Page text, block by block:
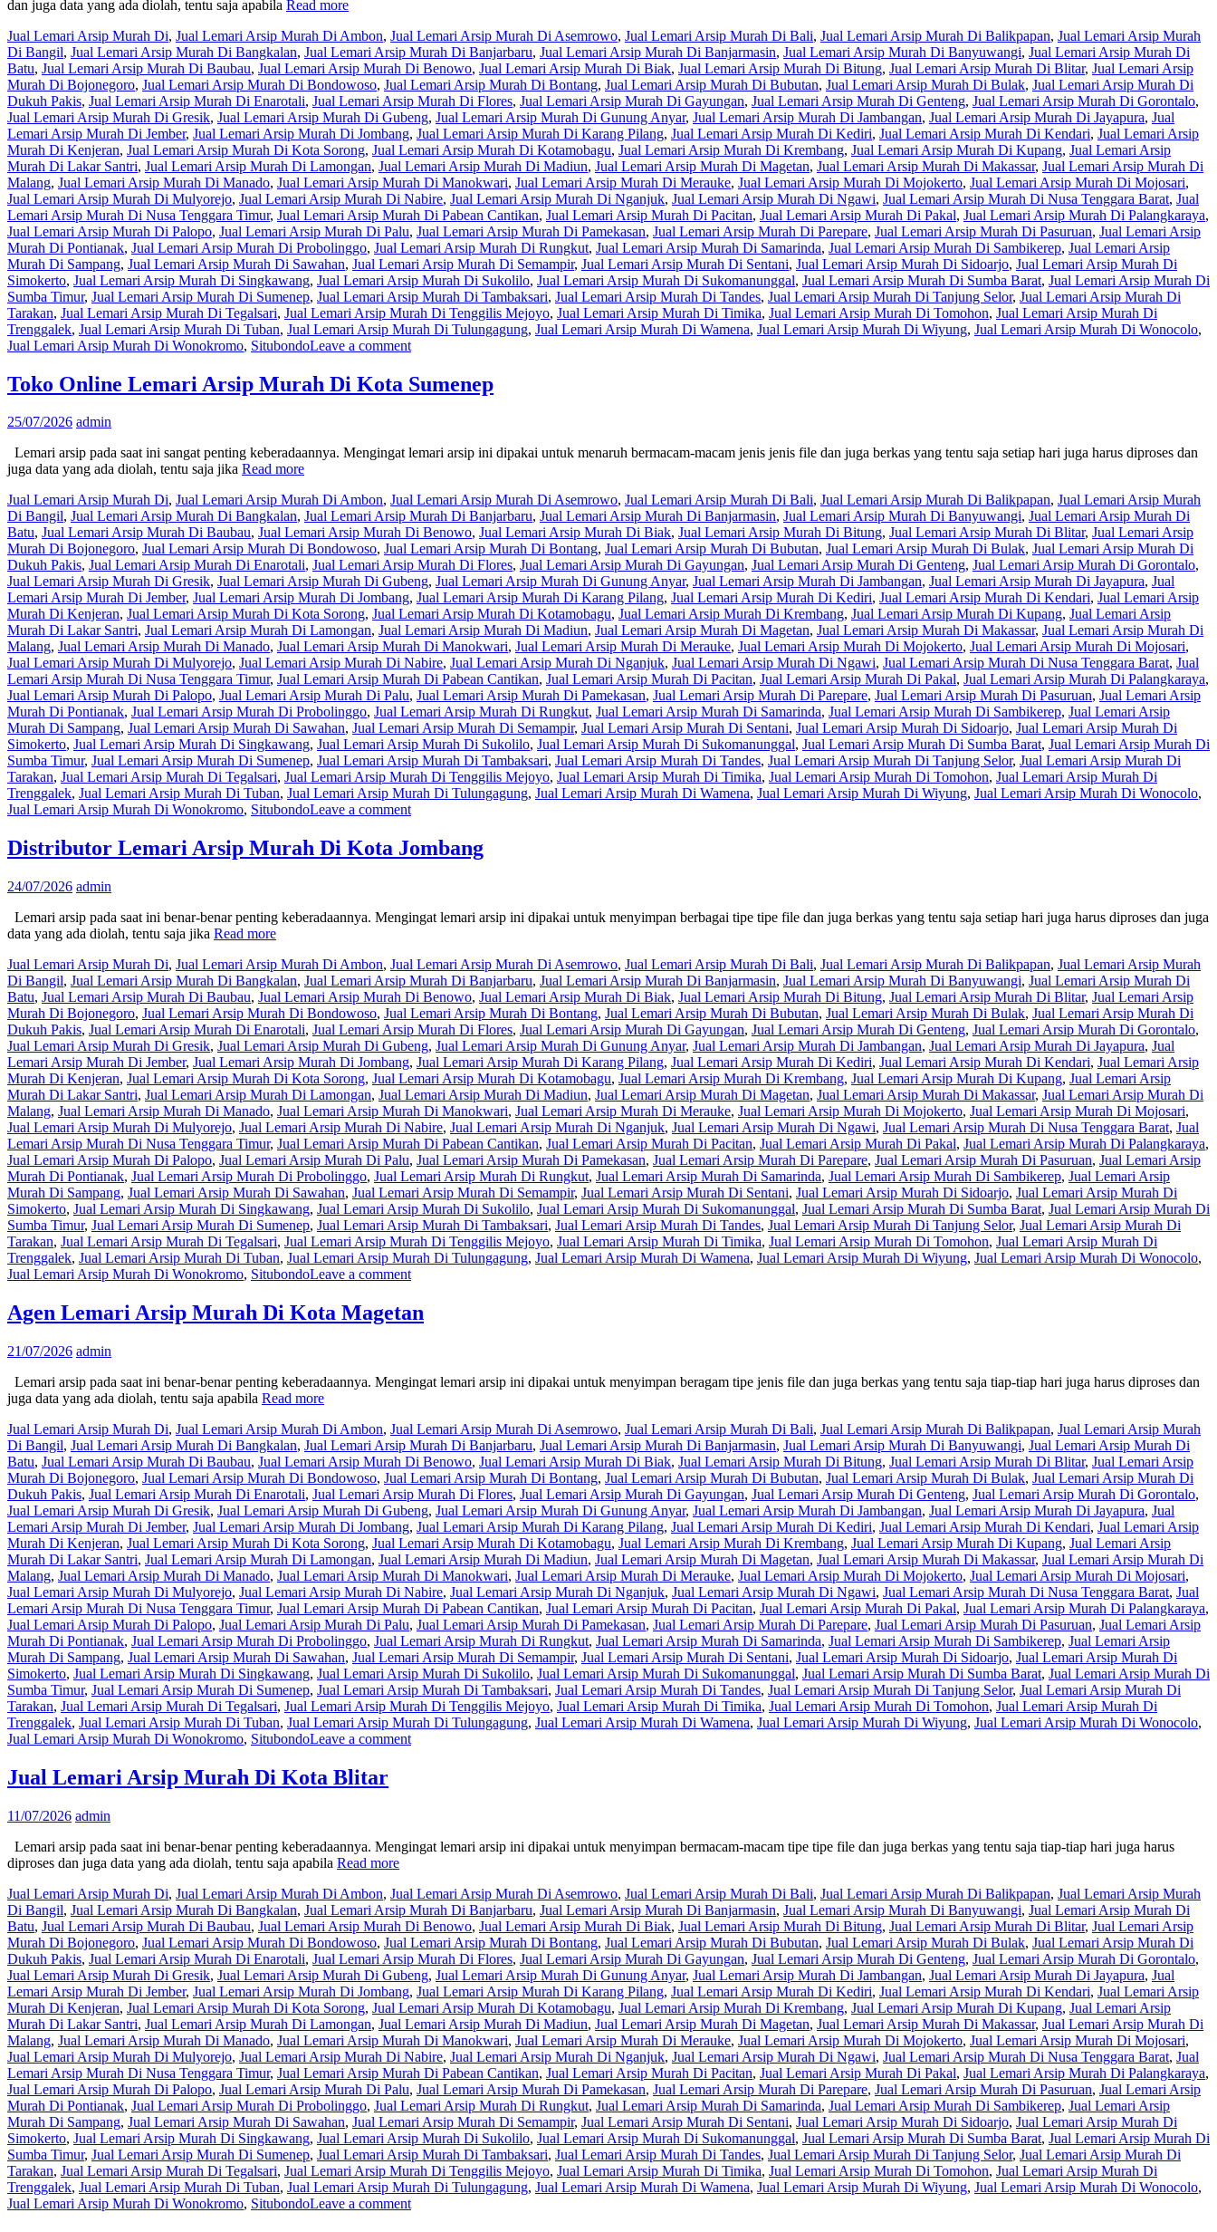
dan juga data yang ada diolah, tentu saja apabila Read more
Jual Lemari Arsip Murah Di, Jual Lemari Arsip Murah Di Ambon, Jual Lemari Arsip Murah Di Asemrowo, Jual Lemari Arsip Murah Di Bali, Jual Lemari Arsip Murah Di Balikpapan, Jual Lemari Arsip Murah
Di Bangil, Jual Lemari Arsip Murah Di Bangkalan, Jual Lemari Arsip Murah Di Banjarbaru, Jual Lemari Arsip Murah Di Banjarmasin, Jual Lemari Arsip Murah Di Banyuwangi, Jual Lemari Arsip Murah Di
Batu, Jual Lemari Arsip Murah Di Baubau, Jual Lemari Arsip Murah Di Benowo, Jual Lemari Arsip Murah Di Biak, Jual Lemari Arsip Murah Di Bitung, Jual Lemari Arsip Murah Di Blitar, Jual Lemari Arsip
Murah Di Bojonegoro, Jual Lemari Arsip Murah Di Bondowoso, Jual Lemari Arsip Murah Di Bontang, Jual Lemari Arsip Murah Di Bubutan, Jual Lemari Arsip Murah Di Bulak, Jual Lemari Arsip Murah Di
Dukuh Pakis, Jual Lemari Arsip Murah Di Enarotali, Jual Lemari Arsip Murah Di Flores, Jual Lemari Arsip Murah Di Gayungan, Jual Lemari Arsip Murah Di Genteng, Jual Lemari Arsip Murah Di Gorontalo,
Jual Lemari Arsip Murah Di Gresik, Jual Lemari Arsip Murah Di Gubeng, Jual Lemari Arsip Murah Di Gunung Anyar, Jual Lemari Arsip Murah Di Jambangan, Jual Lemari Arsip Murah Di Jayapura, Jual
Lemari Arsip Murah Di Jember, Jual Lemari Arsip Murah Di Jombang, Jual Lemari Arsip Murah Di Karang Pilang, Jual Lemari Arsip Murah Di Kediri, Jual Lemari Arsip Murah Di Kendari, Jual Lemari Arsip
Murah Di Kenjeran, Jual Lemari Arsip Murah Di Kota Sorong, Jual Lemari Arsip Murah Di Kotamobagu, Jual Lemari Arsip Murah Di Krembang, Jual Lemari Arsip Murah Di Kupang, Jual Lemari Arsip
Murah Di Lakar Santri, Jual Lemari Arsip Murah Di Lamongan, Jual Lemari Arsip Murah Di Madiun, Jual Lemari Arsip Murah Di Magetan, Jual Lemari Arsip Murah Di Makassar, Jual Lemari Arsip Murah Di
Malang, Jual Lemari Arsip Murah Di Manado, Jual Lemari Arsip Murah Di Manokwari, Jual Lemari Arsip Murah Di Merauke, Jual Lemari Arsip Murah Di Mojokerto, Jual Lemari Arsip Murah Di Mojosari,
Jual Lemari Arsip Murah Di Mulyorejo, Jual Lemari Arsip Murah Di Nabire, Jual Lemari Arsip Murah Di Nganjuk, Jual Lemari Arsip Murah Di Ngawi, Jual Lemari Arsip Murah Di Nusa Tenggara Barat, Jual
Lemari Arsip Murah Di Nusa Tenggara Timur, Jual Lemari Arsip Murah Di Pabean Cantikan, Jual Lemari Arsip Murah Di Pacitan, Jual Lemari Arsip Murah Di Pakal, Jual Lemari Arsip Murah Di Palangkaraya,
Jual Lemari Arsip Murah Di Palopo, Jual Lemari Arsip Murah Di Palu, Jual Lemari Arsip Murah Di Pamekasan, Jual Lemari Arsip Murah Di Parepare, Jual Lemari Arsip Murah Di Pasuruan, Jual Lemari Arsip
Murah Di Pontianak, Jual Lemari Arsip Murah Di Probolinggo, Jual Lemari Arsip Murah Di Rungkut, Jual Lemari Arsip Murah Di Samarinda, Jual Lemari Arsip Murah Di Sambikerep, Jual Lemari Arsip
Murah Di Sampang, Jual Lemari Arsip Murah Di Sawahan, Jual Lemari Arsip Murah Di Semampir, Jual Lemari Arsip Murah Di Sentani, Jual Lemari Arsip Murah Di Sidoarjo, Jual Lemari Arsip Murah Di
Simokerto, Jual Lemari Arsip Murah Di Singkawang, Jual Lemari Arsip Murah Di Sukolilo, Jual Lemari Arsip Murah Di Sukomanunggal, Jual Lemari Arsip Murah Di Sumba Barat, Jual Lemari Arsip Murah Di
Sumba Timur, Jual Lemari Arsip Murah Di Sumenep, Jual Lemari Arsip Murah Di Tambaksari, Jual Lemari Arsip Murah Di Tandes, Jual Lemari Arsip Murah Di Tanjung Selor, Jual Lemari Arsip Murah Di
Tarakan, Jual Lemari Arsip Murah Di Tegalsari, Jual Lemari Arsip Murah Di Tenggilis Mejoyo, Jual Lemari Arsip Murah Di Timika, Jual Lemari Arsip Murah Di Tomohon, Jual Lemari Arsip Murah Di
Trenggalek, Jual Lemari Arsip Murah Di Tuban, Jual Lemari Arsip Murah Di Tulungagung, Jual Lemari Arsip Murah Di Wamena, Jual Lemari Arsip Murah Di Wiyung, Jual Lemari Arsip Murah Di Wonocolo,
Jual Lemari Arsip Murah Di Wonokromo, SitubondoLeave a comment
Toko Online Lemari Arsip Murah Di Kota Sumenep
25/07/2026 admin
Lemari arsip pada saat ini sangat penting keberadaannya. Mengingat lemari arsip ini dipakai untuk menaruh bermacam-macam jenis jenis file dan juga berkas yang tentu saja setiap hari juga harus diproses dan
juga data yang ada diolah, tentu saja jika Read more
Jual Lemari Arsip Murah Di, Jual Lemari Arsip Murah Di Ambon, Jual Lemari Arsip Murah Di Asemrowo, Jual Lemari Arsip Murah Di Bali, Jual Lemari Arsip Murah Di Balikpapan, Jual Lemari Arsip Murah
Di Bangil, Jual Lemari Arsip Murah Di Bangkalan, Jual Lemari Arsip Murah Di Banjarbaru, Jual Lemari Arsip Murah Di Banjarmasin, Jual Lemari Arsip Murah Di Banyuwangi, Jual Lemari Arsip Murah Di
Batu, Jual Lemari Arsip Murah Di Baubau, Jual Lemari Arsip Murah Di Benowo, Jual Lemari Arsip Murah Di Biak, Jual Lemari Arsip Murah Di Bitung, Jual Lemari Arsip Murah Di Blitar, Jual Lemari Arsip
Murah Di Bojonegoro, Jual Lemari Arsip Murah Di Bondowoso, Jual Lemari Arsip Murah Di Bontang, Jual Lemari Arsip Murah Di Bubutan, Jual Lemari Arsip Murah Di Bulak, Jual Lemari Arsip Murah Di
Dukuh Pakis, Jual Lemari Arsip Murah Di Enarotali, Jual Lemari Arsip Murah Di Flores, Jual Lemari Arsip Murah Di Gayungan, Jual Lemari Arsip Murah Di Genteng, Jual Lemari Arsip Murah Di Gorontalo,
Jual Lemari Arsip Murah Di Gresik, Jual Lemari Arsip Murah Di Gubeng, Jual Lemari Arsip Murah Di Gunung Anyar, Jual Lemari Arsip Murah Di Jambangan, Jual Lemari Arsip Murah Di Jayapura, Jual
Lemari Arsip Murah Di Jember, Jual Lemari Arsip Murah Di Jombang, Jual Lemari Arsip Murah Di Karang Pilang, Jual Lemari Arsip Murah Di Kediri, Jual Lemari Arsip Murah Di Kendari, Jual Lemari Arsip
Murah Di Kenjeran, Jual Lemari Arsip Murah Di Kota Sorong, Jual Lemari Arsip Murah Di Kotamobagu, Jual Lemari Arsip Murah Di Krembang, Jual Lemari Arsip Murah Di Kupang, Jual Lemari Arsip
Murah Di Lakar Santri, Jual Lemari Arsip Murah Di Lamongan, Jual Lemari Arsip Murah Di Madiun, Jual Lemari Arsip Murah Di Magetan, Jual Lemari Arsip Murah Di Makassar, Jual Lemari Arsip Murah Di
Malang, Jual Lemari Arsip Murah Di Manado, Jual Lemari Arsip Murah Di Manokwari, Jual Lemari Arsip Murah Di Merauke, Jual Lemari Arsip Murah Di Mojokerto, Jual Lemari Arsip Murah Di Mojosari,
Jual Lemari Arsip Murah Di Mulyorejo, Jual Lemari Arsip Murah Di Nabire, Jual Lemari Arsip Murah Di Nganjuk, Jual Lemari Arsip Murah Di Ngawi, Jual Lemari Arsip Murah Di Nusa Tenggara Barat, Jual
Lemari Arsip Murah Di Nusa Tenggara Timur, Jual Lemari Arsip Murah Di Pabean Cantikan, Jual Lemari Arsip Murah Di Pacitan, Jual Lemari Arsip Murah Di Pakal, Jual Lemari Arsip Murah Di Palangkaraya,
Jual Lemari Arsip Murah Di Palopo, Jual Lemari Arsip Murah Di Palu, Jual Lemari Arsip Murah Di Pamekasan, Jual Lemari Arsip Murah Di Parepare, Jual Lemari Arsip Murah Di Pasuruan, Jual Lemari Arsip
Murah Di Pontianak, Jual Lemari Arsip Murah Di Probolinggo, Jual Lemari Arsip Murah Di Rungkut, Jual Lemari Arsip Murah Di Samarinda, Jual Lemari Arsip Murah Di Sambikerep, Jual Lemari Arsip
Murah Di Sampang, Jual Lemari Arsip Murah Di Sawahan, Jual Lemari Arsip Murah Di Semampir, Jual Lemari Arsip Murah Di Sentani, Jual Lemari Arsip Murah Di Sidoarjo, Jual Lemari Arsip Murah Di
Simokerto, Jual Lemari Arsip Murah Di Singkawang, Jual Lemari Arsip Murah Di Sukolilo, Jual Lemari Arsip Murah Di Sukomanunggal, Jual Lemari Arsip Murah Di Sumba Barat, Jual Lemari Arsip Murah Di
Sumba Timur, Jual Lemari Arsip Murah Di Sumenep, Jual Lemari Arsip Murah Di Tambaksari, Jual Lemari Arsip Murah Di Tandes, Jual Lemari Arsip Murah Di Tanjung Selor, Jual Lemari Arsip Murah Di
Tarakan, Jual Lemari Arsip Murah Di Tegalsari, Jual Lemari Arsip Murah Di Tenggilis Mejoyo, Jual Lemari Arsip Murah Di Timika, Jual Lemari Arsip Murah Di Tomohon, Jual Lemari Arsip Murah Di
Trenggalek, Jual Lemari Arsip Murah Di Tuban, Jual Lemari Arsip Murah Di Tulungagung, Jual Lemari Arsip Murah Di Wamena, Jual Lemari Arsip Murah Di Wiyung, Jual Lemari Arsip Murah Di Wonocolo,
Jual Lemari Arsip Murah Di Wonokromo, SitubondoLeave a comment
Distributor Lemari Arsip Murah Di Kota Jombang
24/07/2026 admin
Lemari arsip pada saat ini benar-benar penting keberadaannya. Mengingat lemari arsip ini dipakai untuk menyimpan berbagai tipe tipe file dan juga berkas yang tentu saja setiap hari juga harus diproses dan juga
data yang ada diolah, tentu saja jika Read more
Jual Lemari Arsip Murah Di, Jual Lemari Arsip Murah Di Ambon, Jual Lemari Arsip Murah Di Asemrowo, Jual Lemari Arsip Murah Di Bali, Jual Lemari Arsip Murah Di Balikpapan, Jual Lemari Arsip Murah
Di Bangil, Jual Lemari Arsip Murah Di Bangkalan, Jual Lemari Arsip Murah Di Banjarbaru, Jual Lemari Arsip Murah Di Banjarmasin, Jual Lemari Arsip Murah Di Banyuwangi, Jual Lemari Arsip Murah Di
Batu, Jual Lemari Arsip Murah Di Baubau, Jual Lemari Arsip Murah Di Benowo, Jual Lemari Arsip Murah Di Biak, Jual Lemari Arsip Murah Di Bitung, Jual Lemari Arsip Murah Di Blitar, Jual Lemari Arsip
Murah Di Bojonegoro, Jual Lemari Arsip Murah Di Bondowoso, Jual Lemari Arsip Murah Di Bontang, Jual Lemari Arsip Murah Di Bubutan, Jual Lemari Arsip Murah Di Bulak, Jual Lemari Arsip Murah Di
Dukuh Pakis, Jual Lemari Arsip Murah Di Enarotali, Jual Lemari Arsip Murah Di Flores, Jual Lemari Arsip Murah Di Gayungan, Jual Lemari Arsip Murah Di Genteng, Jual Lemari Arsip Murah Di Gorontalo,
Jual Lemari Arsip Murah Di Gresik, Jual Lemari Arsip Murah Di Gubeng, Jual Lemari Arsip Murah Di Gunung Anyar, Jual Lemari Arsip Murah Di Jambangan, Jual Lemari Arsip Murah Di Jayapura, Jual
Lemari Arsip Murah Di Jember, Jual Lemari Arsip Murah Di Jombang, Jual Lemari Arsip Murah Di Karang Pilang, Jual Lemari Arsip Murah Di Kediri, Jual Lemari Arsip Murah Di Kendari, Jual Lemari Arsip
Murah Di Kenjeran, Jual Lemari Arsip Murah Di Kota Sorong, Jual Lemari Arsip Murah Di Kotamobagu, Jual Lemari Arsip Murah Di Krembang, Jual Lemari Arsip Murah Di Kupang, Jual Lemari Arsip
Murah Di Lakar Santri, Jual Lemari Arsip Murah Di Lamongan, Jual Lemari Arsip Murah Di Madiun, Jual Lemari Arsip Murah Di Magetan, Jual Lemari Arsip Murah Di Makassar, Jual Lemari Arsip Murah Di
Malang, Jual Lemari Arsip Murah Di Manado, Jual Lemari Arsip Murah Di Manokwari, Jual Lemari Arsip Murah Di Merauke, Jual Lemari Arsip Murah Di Mojokerto, Jual Lemari Arsip Murah Di Mojosari,
Jual Lemari Arsip Murah Di Mulyorejo, Jual Lemari Arsip Murah Di Nabire, Jual Lemari Arsip Murah Di Nganjuk, Jual Lemari Arsip Murah Di Ngawi, Jual Lemari Arsip Murah Di Nusa Tenggara Barat, Jual
Lemari Arsip Murah Di Nusa Tenggara Timur, Jual Lemari Arsip Murah Di Pabean Cantikan, Jual Lemari Arsip Murah Di Pacitan, Jual Lemari Arsip Murah Di Pakal, Jual Lemari Arsip Murah Di Palangkaraya,
Jual Lemari Arsip Murah Di Palopo, Jual Lemari Arsip Murah Di Palu, Jual Lemari Arsip Murah Di Pamekasan, Jual Lemari Arsip Murah Di Parepare, Jual Lemari Arsip Murah Di Pasuruan, Jual Lemari Arsip
Murah Di Pontianak, Jual Lemari Arsip Murah Di Probolinggo, Jual Lemari Arsip Murah Di Rungkut, Jual Lemari Arsip Murah Di Samarinda, Jual Lemari Arsip Murah Di Sambikerep, Jual Lemari Arsip
Murah Di Sampang, Jual Lemari Arsip Murah Di Sawahan, Jual Lemari Arsip Murah Di Semampir, Jual Lemari Arsip Murah Di Sentani, Jual Lemari Arsip Murah Di Sidoarjo, Jual Lemari Arsip Murah Di
Simokerto, Jual Lemari Arsip Murah Di Singkawang, Jual Lemari Arsip Murah Di Sukolilo, Jual Lemari Arsip Murah Di Sukomanunggal, Jual Lemari Arsip Murah Di Sumba Barat, Jual Lemari Arsip Murah Di
Sumba Timur, Jual Lemari Arsip Murah Di Sumenep, Jual Lemari Arsip Murah Di Tambaksari, Jual Lemari Arsip Murah Di Tandes, Jual Lemari Arsip Murah Di Tanjung Selor, Jual Lemari Arsip Murah Di
Tarakan, Jual Lemari Arsip Murah Di Tegalsari, Jual Lemari Arsip Murah Di Tenggilis Mejoyo, Jual Lemari Arsip Murah Di Timika, Jual Lemari Arsip Murah Di Tomohon, Jual Lemari Arsip Murah Di
Trenggalek, Jual Lemari Arsip Murah Di Tuban, Jual Lemari Arsip Murah Di Tulungagung, Jual Lemari Arsip Murah Di Wamena, Jual Lemari Arsip Murah Di Wiyung, Jual Lemari Arsip Murah Di Wonocolo,
Jual Lemari Arsip Murah Di Wonokromo, SitubondoLeave a comment
Agen Lemari Arsip Murah Di Kota Magetan
21/07/2026 admin
Lemari arsip pada saat ini benar-benar penting keberadaannya. Mengingat lemari arsip ini dipakai untuk menyimpan beragam tipe jenis file dan juga berkas yang tentu saja tiap-tiap hari juga harus diproses dan
juga data yang ada diolah, tentu saja apabila Read more
Jual Lemari Arsip Murah Di, Jual Lemari Arsip Murah Di Ambon, Jual Lemari Arsip Murah Di Asemrowo, Jual Lemari Arsip Murah Di Bali, Jual Lemari Arsip Murah Di Balikpapan, Jual Lemari Arsip Murah
Di Bangil, Jual Lemari Arsip Murah Di Bangkalan, Jual Lemari Arsip Murah Di Banjarbaru, Jual Lemari Arsip Murah Di Banjarmasin, Jual Lemari Arsip Murah Di Banyuwangi, Jual Lemari Arsip Murah Di
Batu, Jual Lemari Arsip Murah Di Baubau, Jual Lemari Arsip Murah Di Benowo, Jual Lemari Arsip Murah Di Biak, Jual Lemari Arsip Murah Di Bitung, Jual Lemari Arsip Murah Di Blitar, Jual Lemari Arsip
Murah Di Bojonegoro, Jual Lemari Arsip Murah Di Bondowoso, Jual Lemari Arsip Murah Di Bontang, Jual Lemari Arsip Murah Di Bubutan, Jual Lemari Arsip Murah Di Bulak, Jual Lemari Arsip Murah Di
Dukuh Pakis, Jual Lemari Arsip Murah Di Enarotali, Jual Lemari Arsip Murah Di Flores, Jual Lemari Arsip Murah Di Gayungan, Jual Lemari Arsip Murah Di Genteng, Jual Lemari Arsip Murah Di Gorontalo,
Jual Lemari Arsip Murah Di Gresik, Jual Lemari Arsip Murah Di Gubeng, Jual Lemari Arsip Murah Di Gunung Anyar, Jual Lemari Arsip Murah Di Jambangan, Jual Lemari Arsip Murah Di Jayapura, Jual
Lemari Arsip Murah Di Jember, Jual Lemari Arsip Murah Di Jombang, Jual Lemari Arsip Murah Di Karang Pilang, Jual Lemari Arsip Murah Di Kediri, Jual Lemari Arsip Murah Di Kendari, Jual Lemari Arsip
Murah Di Kenjeran, Jual Lemari Arsip Murah Di Kota Sorong, Jual Lemari Arsip Murah Di Kotamobagu, Jual Lemari Arsip Murah Di Krembang, Jual Lemari Arsip Murah Di Kupang, Jual Lemari Arsip
Murah Di Lakar Santri, Jual Lemari Arsip Murah Di Lamongan, Jual Lemari Arsip Murah Di Madiun, Jual Lemari Arsip Murah Di Magetan, Jual Lemari Arsip Murah Di Makassar, Jual Lemari Arsip Murah Di
Malang, Jual Lemari Arsip Murah Di Manado, Jual Lemari Arsip Murah Di Manokwari, Jual Lemari Arsip Murah Di Merauke, Jual Lemari Arsip Murah Di Mojokerto, Jual Lemari Arsip Murah Di Mojosari,
Jual Lemari Arsip Murah Di Mulyorejo, Jual Lemari Arsip Murah Di Nabire, Jual Lemari Arsip Murah Di Nganjuk, Jual Lemari Arsip Murah Di Ngawi, Jual Lemari Arsip Murah Di Nusa Tenggara Barat, Jual
Lemari Arsip Murah Di Nusa Tenggara Timur, Jual Lemari Arsip Murah Di Pabean Cantikan, Jual Lemari Arsip Murah Di Pacitan, Jual Lemari Arsip Murah Di Pakal, Jual Lemari Arsip Murah Di Palangkaraya,
Jual Lemari Arsip Murah Di Palopo, Jual Lemari Arsip Murah Di Palu, Jual Lemari Arsip Murah Di Pamekasan, Jual Lemari Arsip Murah Di Parepare, Jual Lemari Arsip Murah Di Pasuruan, Jual Lemari Arsip
Murah Di Pontianak, Jual Lemari Arsip Murah Di Probolinggo, Jual Lemari Arsip Murah Di Rungkut, Jual Lemari Arsip Murah Di Samarinda, Jual Lemari Arsip Murah Di Sambikerep, Jual Lemari Arsip
Murah Di Sampang, Jual Lemari Arsip Murah Di Sawahan, Jual Lemari Arsip Murah Di Semampir, Jual Lemari Arsip Murah Di Sentani, Jual Lemari Arsip Murah Di Sidoarjo, Jual Lemari Arsip Murah Di
Simokerto, Jual Lemari Arsip Murah Di Singkawang, Jual Lemari Arsip Murah Di Sukolilo, Jual Lemari Arsip Murah Di Sukomanunggal, Jual Lemari Arsip Murah Di Sumba Barat, Jual Lemari Arsip Murah Di
Sumba Timur, Jual Lemari Arsip Murah Di Sumenep, Jual Lemari Arsip Murah Di Tambaksari, Jual Lemari Arsip Murah Di Tandes, Jual Lemari Arsip Murah Di Tanjung Selor, Jual Lemari Arsip Murah Di
Tarakan, Jual Lemari Arsip Murah Di Tegalsari, Jual Lemari Arsip Murah Di Tenggilis Mejoyo, Jual Lemari Arsip Murah Di Timika, Jual Lemari Arsip Murah Di Tomohon, Jual Lemari Arsip Murah Di
Trenggalek, Jual Lemari Arsip Murah Di Tuban, Jual Lemari Arsip Murah Di Tulungagung, Jual Lemari Arsip Murah Di Wamena, Jual Lemari Arsip Murah Di Wiyung, Jual Lemari Arsip Murah Di Wonocolo,
Jual Lemari Arsip Murah Di Wonokromo, SitubondoLeave a comment
Jual Lemari Arsip Murah Di Kota Blitar
11/07/2026 admin
Lemari arsip pada saat ini benar-benar penting keberadaannya. Mengingat lemari arsip ini dipakai untuk menyimpan bermacam-macam tipe tipe file dan juga berkas yang tentu saja tiap-tiap hari juga harus
diproses dan juga data yang ada diolah, tentu saja apabila Read more
Jual Lemari Arsip Murah Di, Jual Lemari Arsip Murah Di Ambon, Jual Lemari Arsip Murah Di Asemrowo, Jual Lemari Arsip Murah Di Bali, Jual Lemari Arsip Murah Di Balikpapan, Jual Lemari Arsip Murah
Di Bangil, Jual Lemari Arsip Murah Di Bangkalan, Jual Lemari Arsip Murah Di Banjarbaru, Jual Lemari Arsip Murah Di Banjarmasin, Jual Lemari Arsip Murah Di Banyuwangi, Jual Lemari Arsip Murah Di
Batu, Jual Lemari Arsip Murah Di Baubau, Jual Lemari Arsip Murah Di Benowo, Jual Lemari Arsip Murah Di Biak, Jual Lemari Arsip Murah Di Bitung, Jual Lemari Arsip Murah Di Blitar, Jual Lemari Arsip
Murah Di Bojonegoro, Jual Lemari Arsip Murah Di Bondowoso, Jual Lemari Arsip Murah Di Bontang, Jual Lemari Arsip Murah Di Bubutan, Jual Lemari Arsip Murah Di Bulak, Jual Lemari Arsip Murah Di
Dukuh Pakis, Jual Lemari Arsip Murah Di Enarotali, Jual Lemari Arsip Murah Di Flores, Jual Lemari Arsip Murah Di Gayungan, Jual Lemari Arsip Murah Di Genteng, Jual Lemari Arsip Murah Di Gorontalo,
Jual Lemari Arsip Murah Di Gresik, Jual Lemari Arsip Murah Di Gubeng, Jual Lemari Arsip Murah Di Gunung Anyar, Jual Lemari Arsip Murah Di Jambangan, Jual Lemari Arsip Murah Di Jayapura, Jual
Lemari Arsip Murah Di Jember, Jual Lemari Arsip Murah Di Jombang, Jual Lemari Arsip Murah Di Karang Pilang, Jual Lemari Arsip Murah Di Kediri, Jual Lemari Arsip Murah Di Kendari, Jual Lemari Arsip
Murah Di Kenjeran, Jual Lemari Arsip Murah Di Kota Sorong, Jual Lemari Arsip Murah Di Kotamobagu, Jual Lemari Arsip Murah Di Krembang, Jual Lemari Arsip Murah Di Kupang, Jual Lemari Arsip
Murah Di Lakar Santri, Jual Lemari Arsip Murah Di Lamongan, Jual Lemari Arsip Murah Di Madiun, Jual Lemari Arsip Murah Di Magetan, Jual Lemari Arsip Murah Di Makassar, Jual Lemari Arsip Murah Di
Malang, Jual Lemari Arsip Murah Di Manado, Jual Lemari Arsip Murah Di Manokwari, Jual Lemari Arsip Murah Di Merauke, Jual Lemari Arsip Murah Di Mojokerto, Jual Lemari Arsip Murah Di Mojosari,
Jual Lemari Arsip Murah Di Mulyorejo, Jual Lemari Arsip Murah Di Nabire, Jual Lemari Arsip Murah Di Nganjuk, Jual Lemari Arsip Murah Di Ngawi, Jual Lemari Arsip Murah Di Nusa Tenggara Barat, Jual
Lemari Arsip Murah Di Nusa Tenggara Timur, Jual Lemari Arsip Murah Di Pabean Cantikan, Jual Lemari Arsip Murah Di Pacitan, Jual Lemari Arsip Murah Di Pakal, Jual Lemari Arsip Murah Di Palangkaraya,
Jual Lemari Arsip Murah Di Palopo, Jual Lemari Arsip Murah Di Palu, Jual Lemari Arsip Murah Di Pamekasan, Jual Lemari Arsip Murah Di Parepare, Jual Lemari Arsip Murah Di Pasuruan, Jual Lemari Arsip
Murah Di Pontianak, Jual Lemari Arsip Murah Di Probolinggo, Jual Lemari Arsip Murah Di Rungkut, Jual Lemari Arsip Murah Di Samarinda, Jual Lemari Arsip Murah Di Sambikerep, Jual Lemari Arsip
Murah Di Sampang, Jual Lemari Arsip Murah Di Sawahan, Jual Lemari Arsip Murah Di Semampir, Jual Lemari Arsip Murah Di Sentani, Jual Lemari Arsip Murah Di Sidoarjo, Jual Lemari Arsip Murah Di
Simokerto, Jual Lemari Arsip Murah Di Singkawang, Jual Lemari Arsip Murah Di Sukolilo, Jual Lemari Arsip Murah Di Sukomanunggal, Jual Lemari Arsip Murah Di Sumba Barat, Jual Lemari Arsip Murah Di
Sumba Timur, Jual Lemari Arsip Murah Di Sumenep, Jual Lemari Arsip Murah Di Tambaksari, Jual Lemari Arsip Murah Di Tandes, Jual Lemari Arsip Murah Di Tanjung Selor, Jual Lemari Arsip Murah Di
Tarakan, Jual Lemari Arsip Murah Di Tegalsari, Jual Lemari Arsip Murah Di Tenggilis Mejoyo, Jual Lemari Arsip Murah Di Timika, Jual Lemari Arsip Murah Di Tomohon, Jual Lemari Arsip Murah Di
Trenggalek, Jual Lemari Arsip Murah Di Tuban, Jual Lemari Arsip Murah Di Tulungagung, Jual Lemari Arsip Murah Di Wamena, Jual Lemari Arsip Murah Di Wiyung, Jual Lemari Arsip Murah Di Wonocolo,
Jual Lemari Arsip Murah Di Wonokromo, SitubondoLeave a comment